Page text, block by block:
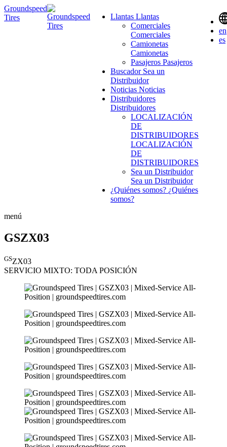
Groundspeed
Tires
Llantas Llantas
Comerciales
Comerciales
Camionetas
Camionetas
Pasajeros Pasajeros
Buscador Sea un
Distribuidor
Noticias Noticias
Distribuidores
Distribuidores
LOCALIZACIÓN
DE
DISTRIBUIDORES
LOCALIZACIÓN
DE
DISTRIBUIDORES
Sea un Distribuidor
Sea un Distribuidor
¿Quiénes somos? ¿Quiénes
somos?
en
es
menú
GSZX03
GSZX03
SERVICIO MIXTO: TODA POSICIÓN